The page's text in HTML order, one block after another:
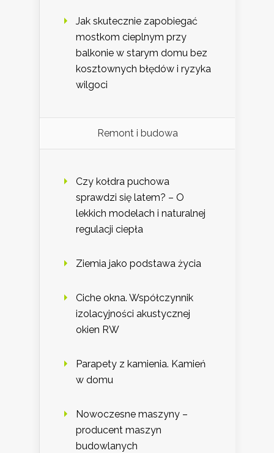
Jak skutecznie zapobiegać
mostkom cieplnym przy
balkonie w starym domu bez
kosztownych błędów i ryzyka
wilgoci
Remont i budowa
Czy kołdra puchowa
sprawdzi się latem? – O
lekkich modelach i naturalnej
regulacji ciepła
Ziemia jako podstawa życia
Ciche okna. Współczynnik
izolacyjności akustycznej
okien RW
Parapety z kamienia. Kamień
w domu
Nowoczesne maszyny –
producent maszyn
budowlanych